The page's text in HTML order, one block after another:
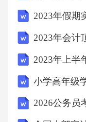
41原料要求
不应对人体健康
..。
2023年假期
2023年会计
2023年上半
2026公务员